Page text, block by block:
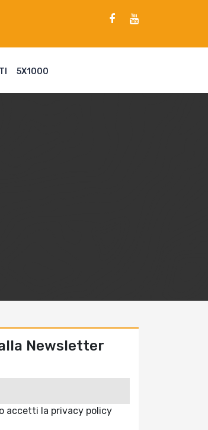
5X1000
Newsletter
accetti la privacy policy